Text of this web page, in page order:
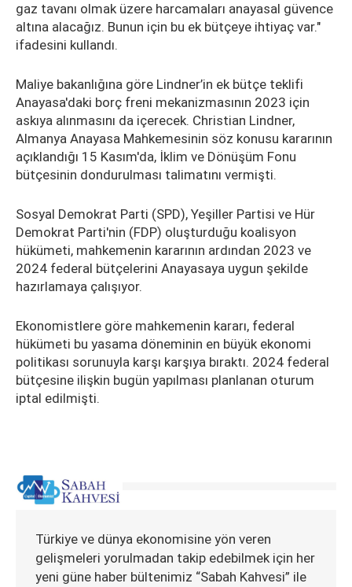
gaz tavanı olmak üzere harcamaları anayasal güvence
altına alacağız. Bunun için bu ek bütçeye ihtiyaç var."
ifadesini kullandı.
Maliye bakanlığına göre Lindner’in ek bütçe teklifi
Anayasa'daki borç freni mekanizmasının 2023 için
askıya alınmasını da içerecek. Christian Lindner,
Almanya Anayasa Mahkemesinin söz konusu kararının
açıklandığı 15 Kasım'da, İklim ve Dönüşüm Fonu
bütçesinin dondurulması talimatını vermişti.
Sosyal Demokrat Parti (SPD), Yeşiller Partisi ve Hür
Demokrat Parti'nin (FDP) oluşturduğu koalisyon
hükümeti, mahkemenin kararının ardından 2023 ve
2024 federal bütçelerini Anayasaya uygun şekilde
hazırlamaya çalışıyor.
Ekonomistlere göre mahkemenin kararı, federal
hükümeti bu yasama döneminin en büyük ekonomi
politikası sorunuyla karşı karşıya bıraktı. 2024 federal
bütçesine ilişkin bugün yapılması planlanan oturum
iptal edilmişti.
Türkiye ve dünya ekonomisine yön veren
gelişmeleri yorulmadan takip edebilmek için her
yeni güne haber bültenimiz “Sabah Kahvesi” ile